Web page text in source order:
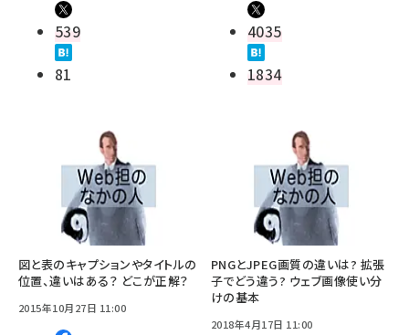
539
81
4035
1834
図と表のキャプションやタイトルの
位置、違いはある？ どこが正解？
2015年10月27日 11:00
PNGとJPEG画質の違いは? 拡張
子でどう違う? ウェブ画像使い分
けの基本
2018年4月17日 11:00